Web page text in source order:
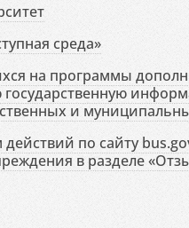
среда»
на программы
и
по сайту
в разделе